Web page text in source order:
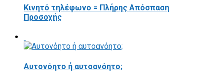
Κινητό τηλέφωνο = Πλήρης Απόσπαση
Προσοχής
Αυτονόητο ή αυτοανόητο;